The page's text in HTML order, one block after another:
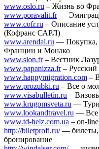
www.oslo.ru – Жизнь во
www.poravalit.fr—
www.cofr.ru – Описание
(Кофранс САРЛ)
www.arendal.ru — Покупка,
Франции и Монако
www.slon.fr– Вестник
www.papanizza.fr– Русский
www.happymigration.com –
www.prozubki.ru – Все о
www.visabulletin.ru –
www.krugomsveta.ru —
www.lookandtravel.ru — Все
www.td-helz.com.ua – on-
http://biletprofi.ru/— билеты,
бронирование